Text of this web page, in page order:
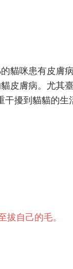
貓咪患有皮膚
皮膚病。尤其
擾到貓貓的生
自己的毛。